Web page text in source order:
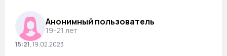
Анонимный пользователь
19-21 лет
15:21,19.02.2023